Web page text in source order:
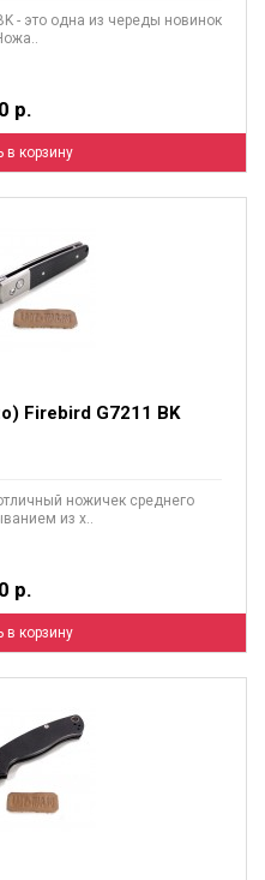
- это одна из череды новинок
р.
в корзину
Firebird G7211 BK
ножичек среднего
из х..
р.
в корзину